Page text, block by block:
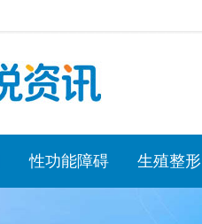
性功能障碍 生殖整形